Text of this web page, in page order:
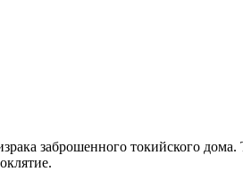
заброшенного токийского